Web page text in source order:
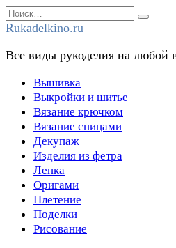
Перейти
к
Search
for:
Rukadelkino.ru
Все виды рукоделия на любой
Вышивка
Выкройки и шитье
Вязание крючком
Вязание спицами
Декупаж
Изделия из фетра
Лепка
Оригами
Плетение
Поделки
Рисование